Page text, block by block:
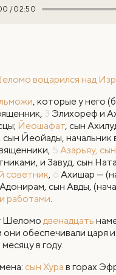
/ 02:50
воцарился над
, которые у него
3 Элихореф и
Йеошафат, сын
сын Йеойады, начальник
5 Азарьяу,
и Завуд, сын
советник, 6 Ахишар —
сын Авды,
работами.
Шеломо двенадцать
они обеспечивали царя
в году.
сын Хура в горах